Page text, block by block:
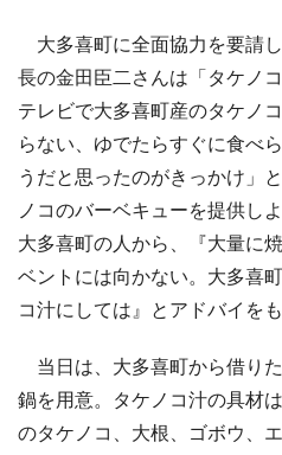
大多喜町に全面協力を要請
長の金田臣二さんは「タケノ
テレビで大多喜町産のタケノ
らない、ゆでたらすぐに食べ
うだと思ったのがきっかけ」
ノコのバーベキューを提供し
大多喜町の人から、『大量に
ベントには向かない。大多喜
コ汁にしては』とアドバイを
当日は、大多喜町から借り
鍋を用意。タケノコ汁の具材
のタケノコ、大根、ゴボウ、